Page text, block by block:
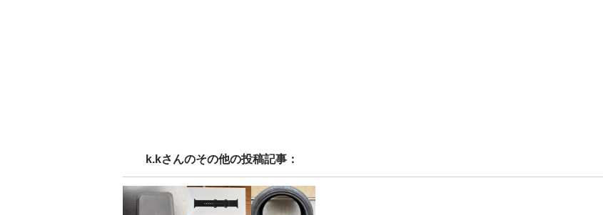
k.kさんのその他の投稿記事：